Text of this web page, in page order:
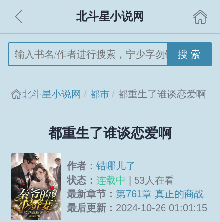
北斗星小说网
搜 索
北斗星小说网 都市 都重生了谁谈恋爱啊
都重生了谁谈恋爱啊
作者：错哪儿了
状态：连载中 | 53人在看
最新章节：第761章 真正的商战
完
最后更新： 2024-10-26 01:01:15